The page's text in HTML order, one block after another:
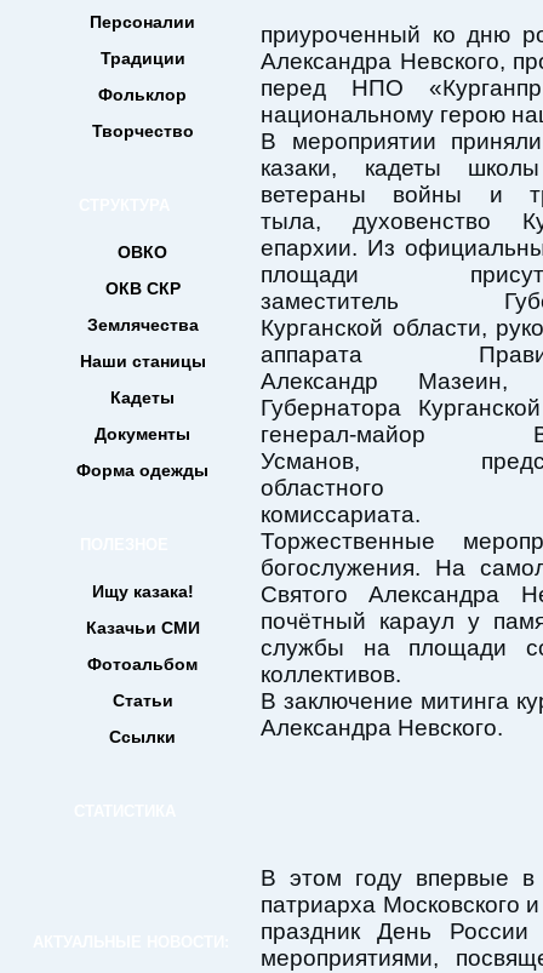
Персоналии
Традиции
Фольклор
Творчество
ОВКО
ОКВ СКР
Землячества
Наши станицы
Кадеты
Документы
Форма одежды
Ищу казака!
Казачьи СМИ
Фотоальбом
Статьи
Ссылки
приуроченный ко дню
Александра Невского,
перед НПО
национальному герою
В мероприятии
казаки, кадеты
ветераны войны и
тыла, духовенство
епархии. Из
площади
заместитель
Курганской области,
аппарата
Александр Мазеин,
Губернатора
генерал-майор
Усманов,
областного
комиссариата.
Торжественные
богослужения. На
Святого Александра
почётный караул у
службы на площади
коллективов.
В заключение митинга
Александра Невского.
В этом году впервые в
патриарха Московского
праздник День
мероприятиями,